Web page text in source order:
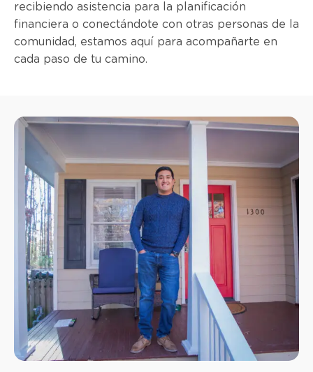
recibiendo asistencia para la planificación
financiera o conectándote con otras personas de la
comunidad, estamos aquí para acompañarte en
cada paso de tu camino.